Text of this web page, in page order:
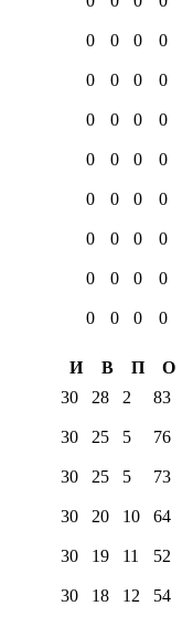
0 0 0 0
0 0 0 0
0 0 0 0
0 0 0 0
0 0 0 0
0 0 0 0
0 0 0 0
0 0 0
0
И В П
О
30 28 2 83
30 25 5 76
30 25 5 73
30 20 10 64
30 19 11 52
30 18 12 54